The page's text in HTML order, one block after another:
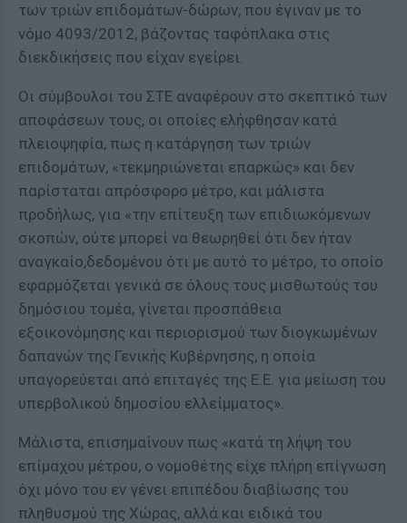
των τριών επιδομάτων-δώρων, που έγιναν με το
νόμο 4093/2012, βάζοντας ταφόπλακα στις
διεκδικήσεις που είχαν εγείρει.
Οι σύμβουλοι του ΣΤΕ αναφέρουν στο σκεπτικό των
αποφάσεων τους, οι οποίες ελήφθησαν κατά
πλειοψηφία, πως η κατάργηση των τριών
επιδομάτων, «τεκμηριώνεται επαρκώς» και δεν
παρίσταται απρόσφορο μέτρο, και μάλιστα
προδήλως, για «την επίτευξη των επιδιωκόμενων
σκοπών, ούτε μπορεί να θεωρηθεί ότι δεν ήταν
αναγκαίο,δεδομένου ότι με αυτό το μέτρο, το οποίο
εφαρμόζεται γενικά σε όλους τους μισθωτούς του
δημόσιου τομέα, γίνεται προσπάθεια
εξοικονόμησης και περιορισμού των διογκωμένων
δαπανών της Γενικής Κυβέρνησης, η οποία
υπαγορεύεται από επιταγές της Ε.Ε. για μείωση του
υπερβολικού δημοσίου ελλείμματος».
Μάλιστα, επισημαίνουν πως «κατά τη λήψη του
επίμαχου μέτρου, ο νομοθέτης είχε πλήρη επίγνωση
όχι μόνο του εν γένει επιπέδου διαβίωσης του
πληθυσμού της Χώρας, αλλά και ειδικά του